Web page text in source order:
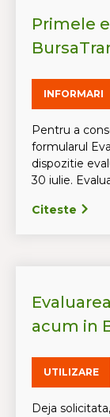
Primele
INFORMARI
Pentru a
formularul
dispozitie
30 iulie.
Citeste
acum in
UTILIZARE
Deja